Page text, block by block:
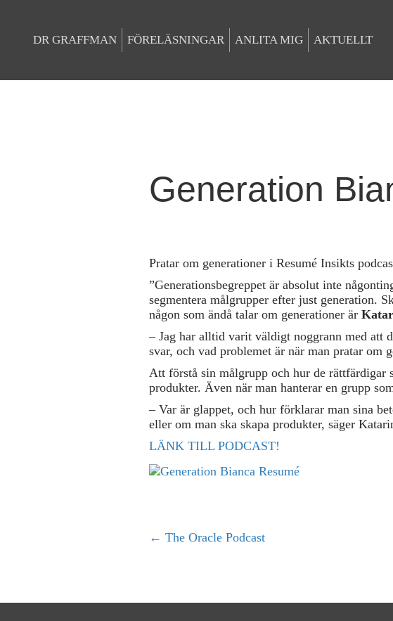
DR GRAFFMAN FÖRELÄSNINGAR ANLITA MIG AKTUELLT
Generation
Pratar om generationer i Resumé Insikts
”Generationsbegreppet är absolut inte
segmentera målgrupper efter just generation.
någon som ändå talar om generationer är
– Jag har alltid varit väldigt noggrann med att
svar, och vad problemet är när man pratar om
Att förstå sin målgrupp och hur de rättfärdigar
produkter. Även när man hanterar en grupp
– Var är glappet, och hur förklarar man sina
eller om man ska skapa produkter, säger
LÄNK TILL PODCAST!
← The Oracle Podcast